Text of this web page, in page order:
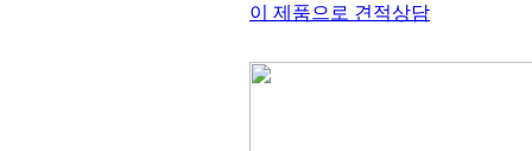
이 제품으로 견적상담